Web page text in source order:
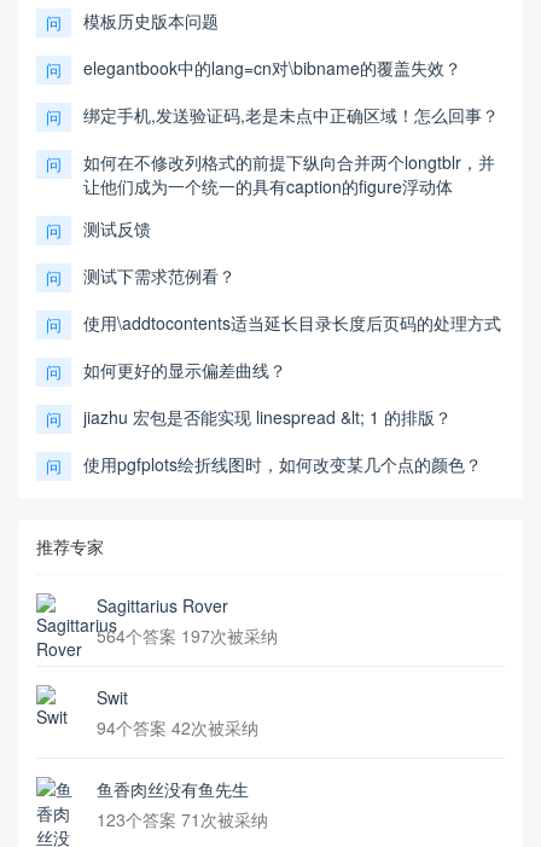
问 模板历史版本问题
问 elegantbook中的lang=cn对\bibname的覆盖失效？
问 绑定手机,发送验证码,老是未点中正确区域！怎么回事？
问
如何在不修改列格式的前提下纵向合并两个longtblr，并
让他们成为一个统一的具有caption的figure浮动体
问 测试反馈
问 测试下需求范例看？
问 使用\addtocontents适当延长目录长度后页码的处理方式
问 如何更好的显示偏差曲线？
问 jiazhu 宏包是否能实现 linespread &lt; 1 的排版？
问 使用pgfplots绘折线图时，如何改变某几个点的颜色？
推荐专家
Sagittarius Rover
564个答案 197次被采纳
Swit
94个答案 42次被采纳
鱼香肉丝没有鱼先生
123个答案 71次被采纳